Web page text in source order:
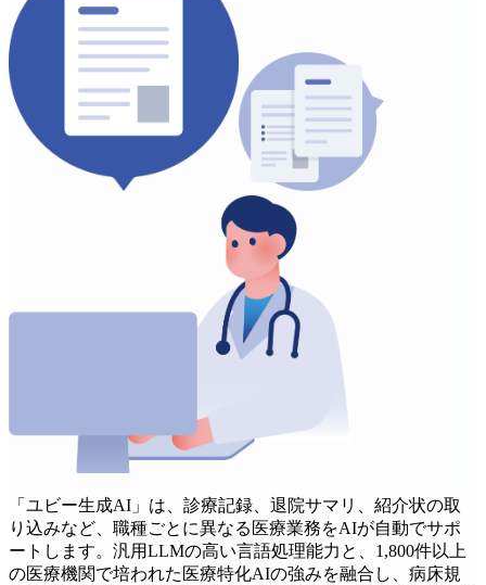
「ユビー生成AI」は、診療記録、退院サマリ、紹介状の取
り込みなど、職種ごとに異なる医療業務をAIが自動でサポ
ートします。汎用LLMの高い言語処理能力と、1,800件以上
の医療機関で培われた医療特化AIの強みを融合し、病床規